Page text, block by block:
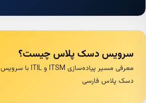
سرویس دسک پلاس چیست؟
معرفی مسیر پیاده‌سازی ITSM و ITIL با سرویس
دسک پلاس فارسی